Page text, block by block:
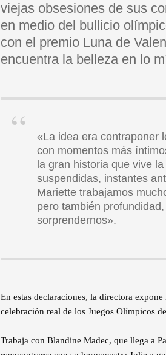
viejas obsesiones de sus
en medio del bullicio
con el premio Luna de
encuentra la belleza en lo
«La idea era contraponer
con momentos más
la gran historia que vive
suspendidas, instantes
Mariette trabajamos
pero también
sorprendernos».
En estas declaraciones, la directora
celebración real de los Juegos Olímpicos
Trabaja con Blandine Madec, que llega a